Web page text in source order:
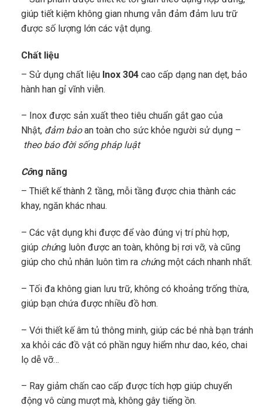
giúp tiết kiệm không gian nhưng vẫn đảm đảm lưu trữ
được số lượng lớn các vật dụng.
Chất liệu
– Sử dụng chất liệu Inox 304cao cấp dạng nan dẹt, bảo
hành han gỉ vĩnh viễn.
– Inox được sản xuất theo tiêu chuẩn gắt gao của
Nhật,đảm bảoan toàn cho sức khỏe người sử dụng –
theo báo đời sống pháp luật
Công năng
– Thiết kế thành 2 tầng, mỗi tầng được chia thành các
khay, ngăn khác nhau.
– Các vật dụng khi được để vào đúng vị trí phù hợp,
giúp chúng luôn được an toàn, không bị rơi vỡ, và cũng
giúp cho chủ nhân luôn tìm ra chúng một cách nhanh nhất.
– Tối đa không gian lưu trữ, không có khoảng trống thừa,
giúp bạn chứa được nhiều đồ hơn.
– Với thiết kế âm tủ thông minh, giúp các bé nhà bạn tránh
xa khỏi các đồ vật có phần nguy hiểm như dao, kéo, chai
lọ dễ vỡ…
– Ray giảm chấn cao cấp được tích hợp giúp chuyển
động vô cùng mượt mà, không gây tiếng ồn.